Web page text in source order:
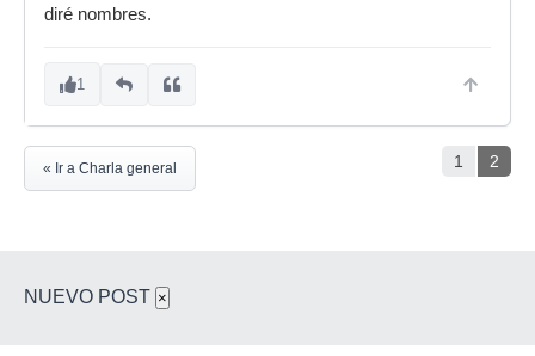
diré nombres.
1
1 2
« Ir a Charla general
NUEVO POST ×